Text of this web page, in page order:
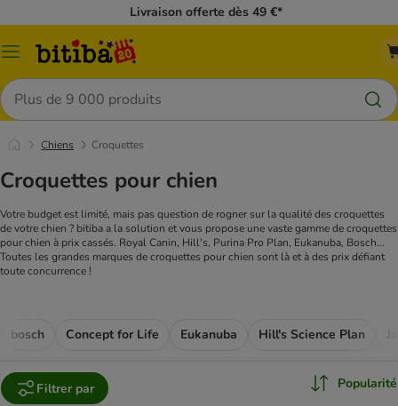
Livraison offerte dès 49 €*
Menu
Rechercher
Chiens Croquettes
Croquettes pour chien
Votre budget est limité, mais pas question de rogner sur la qualité des croquettes
de votre chien ? bitiba a la solution et vous propose une vaste gamme de croquettes
pour chien à prix cassés. Royal Canin, Hill's, Purina Pro Plan, Eukanuba, Bosch...
Toutes les grandes marques de croquettes pour chien sont là et à des prix défiant
toute concurrence !
bosch Concept for Life Eukanuba Hill's Science Plan
Filtrer par Popularité